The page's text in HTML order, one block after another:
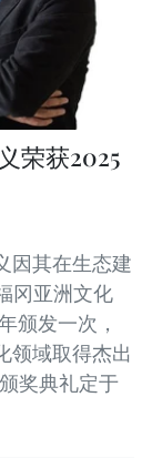
荣获2025
因其在生态建
冈亚洲文化
颁发一次，
领域取得杰出
奖典礼定于